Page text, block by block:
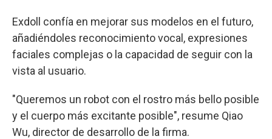
Exdoll confía en mejorar sus modelos en el futuro,
añadiéndoles reconocimiento vocal, expresiones
faciales complejas o la capacidad de seguir con la
vista al usuario.
"Queremos un robot con el rostro más bello posible
y el cuerpo más excitante posible", resume Qiao
Wu, director de desarrollo de la firma.